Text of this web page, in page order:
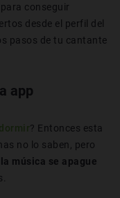
conseguir
desde el perfil del
pasos de tu cantante
app
? Entonces esta
no lo saben, pero
la música se apague